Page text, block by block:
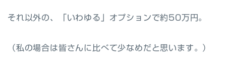
それ以外の、「いわゆる」オプションで約50万円。
（私の場合は皆さんに比べて少なめだと思います。）